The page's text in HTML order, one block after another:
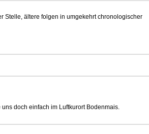
Stelle, ältere folgen in umgekehrt chronologischer
doch einfach im Luftkurort Bodenmais.